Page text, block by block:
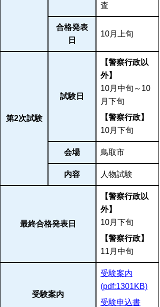
査
合格発表
日
10月上旬
第2次試験
試験日
【警察行政以
外】
10月中旬～10
月下旬
【警察行政】
10月下旬
会場 鳥取市
内容 人物試験
最終合格発表日
【警察行政以
外】
10月下旬
【警察行政】
11月中旬
受験案内
受験案内
(pdf:1301KB)
受験申込書